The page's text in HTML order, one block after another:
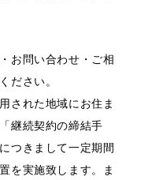
お問い合わせ・ご相
ださい。
された地域にお住ま
継続契約の締結手
つきまして一定期間
を実施致します。ま